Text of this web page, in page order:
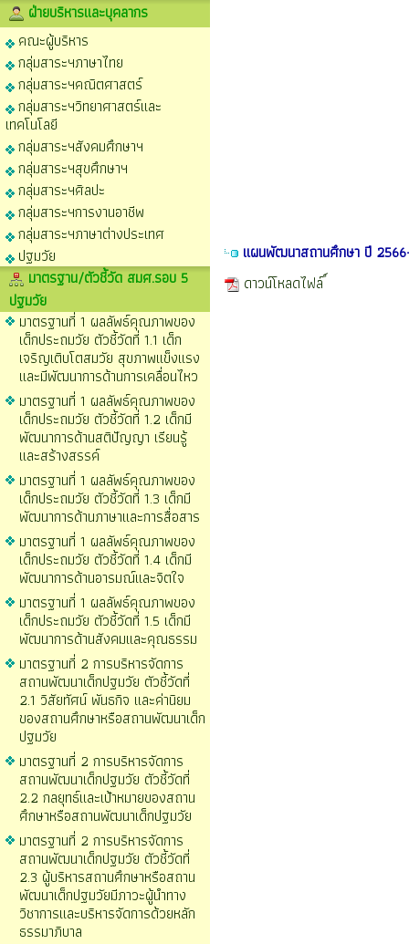
ฝ่ายบริหารและบุคลากร
คณะผู้บริหาร
กลุ่มสาระฯภาษาไทย
กลุ่มสาระฯคณิตศาสตร์
กลุ่มสาระฯวิทยาศาสตร์และ
เทคโนโลยี
กลุ่มสาระฯสังคมศึกษาฯ
กลุ่มสาระฯสุขศึกษาฯ
กลุ่มสาระฯศิลปะ
กลุ่มสาระฯการงานอาชีพ
กลุ่มสาระฯภาษาต่างประเทศ
ปฐมวัย
มาตรฐาน/ตัวชี้วัด สมศ.รอบ 5
ปฐมวัย
มาตรฐานที่ 1 ผลลัพธ์คุณภาพของ
เด็กประถมวัย ตัวชี้วัดที่ 1.1 เด็ก
เจริญเติบโตสมวัย สุขภาพแข็งแรง
และมีพัฒนาการด้านการเคลื่อนไหว
มาตรฐานที่ 1 ผลลัพธ์คุณภาพของ
เด็กประถมวัย ตัวชี้วัดที่ 1.2 เด็กมี
พัฒนาการด้านสติปัญญา เรียนรู้
และสร้างสรรค์
มาตรฐานที่ 1 ผลลัพธ์คุณภาพของ
เด็กประถมวัย ตัวชี้วัดที่ 1.3 เด็กมี
พัฒนาการด้านภาษาและการสื่อสาร
มาตรฐานที่ 1 ผลลัพธ์คุณภาพของ
เด็กประถมวัย ตัวชี้วัดที่ 1.4 เด็กมี
พัฒนาการด้านอารมณ์และจิตใจ
มาตรฐานที่ 1 ผลลัพธ์คุณภาพของ
เด็กประถมวัย ตัวชี้วัดที่ 1.5 เด็กมี
พัฒนาการด้านสังคมและคุณธรรม
มาตรฐานที่ 2 การบริหารจัดการ
สถานพัฒนาเด็กปฐมวัย ตัวชี้วัดที่
2.1 วิสัยทัศน์ พันธกิจ และค่านิยม
ของสถานศึกษาหรือสถานพัฒนาเด็ก
ปฐมวัย
มาตรฐานที่ 2 การบริหารจัดการ
สถานพัฒนาเด็กปฐมวัย ตัวชี้วัดที่
2.2 กลยุทธ์และเป้าหมายของสถาน
ศึกษาหรือสถานพัฒนาเด็กปฐมวัย
มาตรฐานที่ 2 การบริหารจัดการ
สถานพัฒนาเด็กปฐมวัย ตัวชี้วัดที่
2.3 ผู้บริหารสถานศึกษาหรือสถาน
พัฒนาเด็กปฐมวัยมีภาวะผู้นำทาง
วิชาการและบริหารจัดการด้วยหลัก
ธรรมาภิบาล
แผนพัฒนาสถานศึกษา ปี
ดาวน์โหลดไฟล์